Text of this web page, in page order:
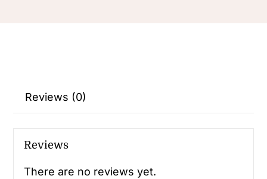
Reviews (0)
Reviews
There are no reviews yet.